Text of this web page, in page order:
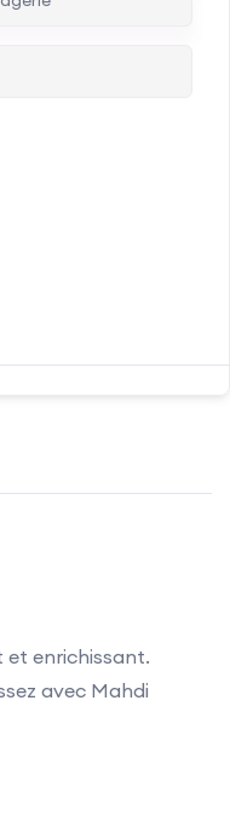
et enrichissant.
avec Mahdi